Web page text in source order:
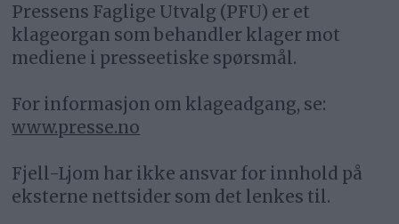
Pressens Faglige Utvalg (PFU) er et
klageorgan som behandler klager mot
mediene i presseetiske spørsmål.
For informasjon om klageadgang, se:
www.presse.no
Fjell-Ljom har ikke ansvar for innhold på
eksterne nettsider som det lenkes til.